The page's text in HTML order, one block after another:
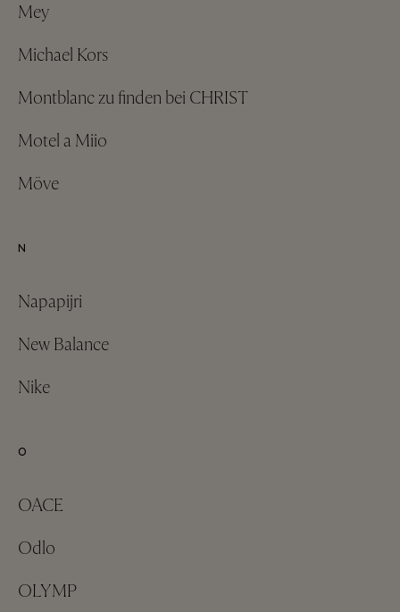
Mey
Michael Kors
Montblanc zu finden bei CHRIST
Motel a Miio
Möve
N
Napapijri
New Balance
Nike
O
OACE
Odlo
OLYMP